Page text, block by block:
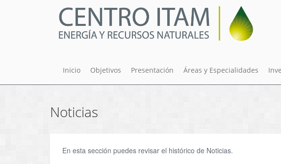
Inicio Objetivos Presentación Áreas y Especialidades
Noticias
En esta sección puedes revisar el histórico de Noticias.